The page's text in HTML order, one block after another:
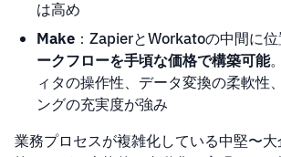
は高め
Make ：ZapierとWorkatoの中間に位
ークフローを手頃な価格で構築可能
ィタの操作性、データ変換の柔軟性
ングの充実度が強み
業務プロセスが複雑化している中堅〜